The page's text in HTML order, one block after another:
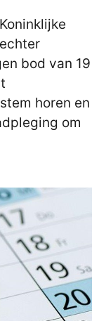
bod van 19
horen en
om